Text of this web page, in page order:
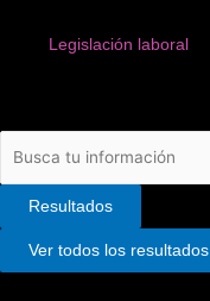
Legislación laboral
Resultados
Ver todos los resultados